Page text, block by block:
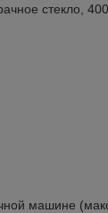
стекло,
машине